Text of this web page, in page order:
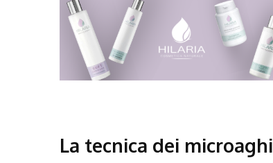
La tecnica dei microaghi